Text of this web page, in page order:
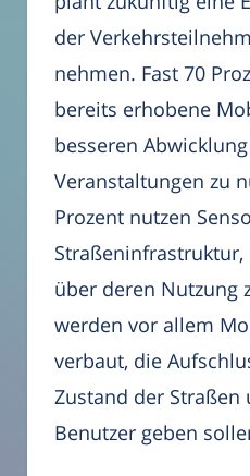
der
nehmen. Fast 70
bereits erhobene
besseren
Veranstaltungen zu
Prozent nutzen
über deren Nutzung
werden vor allem
verbaut, die
Zustand der
Benutzer geben